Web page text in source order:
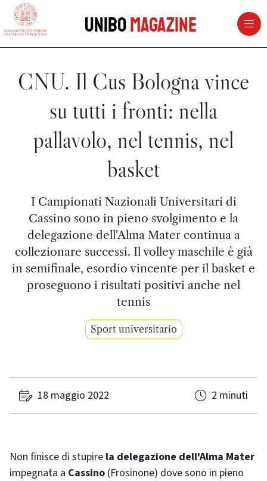
vai al contenuto della pagina
UniboMagazine
CNU. Il Cus Bologna vince
su tutti i fronti: nella
pallavolo, nel tennis, nel
basket
I Campionati Nazionali Universitari di
Cassino sono in pieno svolgimento e la
delegazione dell'Alma Mater continua a
collezionare successi. Il volley maschile è già
in semifinale, esordio vincente per il basket e
proseguono i risultati positivi anche nel
tennis
Sport universitario
18 maggio 2022 2 minuti
Non finisce di stupire la delegazione dell'Alma Mater
impegnata a Cassino (Frosinone) dove sono in pieno